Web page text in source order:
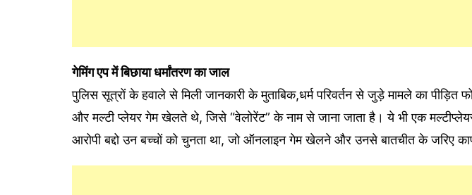
गेमिंग एप में बिछाया धर्मांतरण का जाल
पुलिस सूत्रों के हवाले से मिली जानकारी के मुताबिक,धर्म परिवर्तन से जुड़े मामले का पीड़ित
और मल्टी प्लेयर गेम खेलते थे, जिसे “वेलोरेंट” के नाम से जाना जाता है। ये भी एक
आरोपी बद्दो उन बच्चों को चुनता था, जो ऑनलाइन गेम खेलने और उनसे बातचीत के जरिए